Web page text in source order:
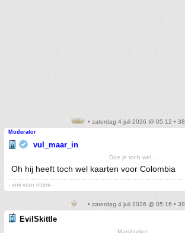
• zaterdag 4 juli 2026 @ 05:12 • 38
Moderator
vul_maar_in
Doe je toch wel...
Oh hij heeft toch wel kaarten voor Colombia
- vmi voor intimi -
• zaterdag 4 juli 2026 @ 05:16 • 39
EvilSkittle
Marsbreker